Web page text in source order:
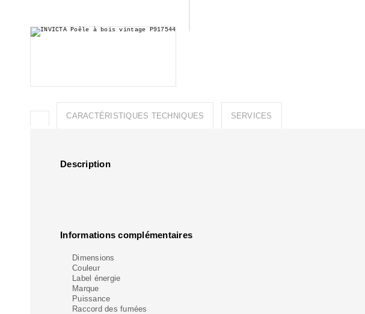
CARACTÉRISTIQUES TECHNIQUES SERVICES
Description
Informations complémentaires
Dimensions
Couleur
Label énergie
Marque
Puissance
Raccord des fumées